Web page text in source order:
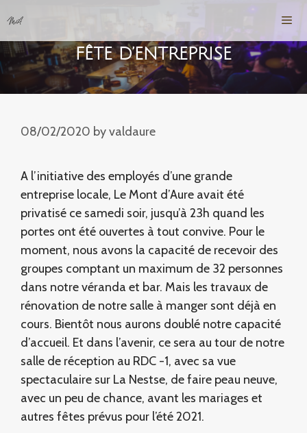
to
content
Menu
FÊTE D’ENTREPRISE
08/02/2020 byvaldaure
A l’initiative des employés d’une grande
entreprise locale, Le Mont d’Aure avait été
privatisé ce samedi soir, jusqu’à 23h quand les
portes ont été ouvertes à tout convive. Pour le
moment, nous avons la capacité de recevoir des
groupes comptant un maximum de 32 personnes
dans notre véranda et bar. Mais les travaux de
rénovation de notre salle à manger sont déjà en
cours. Bientôt nous aurons doublé notre capacité
d’accueil. Et dans l’avenir, ce sera au tour de notre
salle de réception au RDC -1, avec sa vue
spectaculaire sur La Nestse, de faire peau neuve,
avec un peu de chance, avant les mariages et
autres fêtes prévus pour l’été 2021.